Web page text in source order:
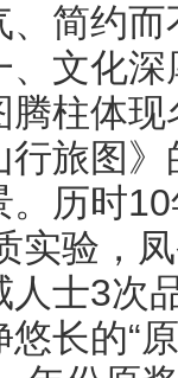
简约
、文化
腾柱体
行旅图
。历时
实验，
士3次
长的“